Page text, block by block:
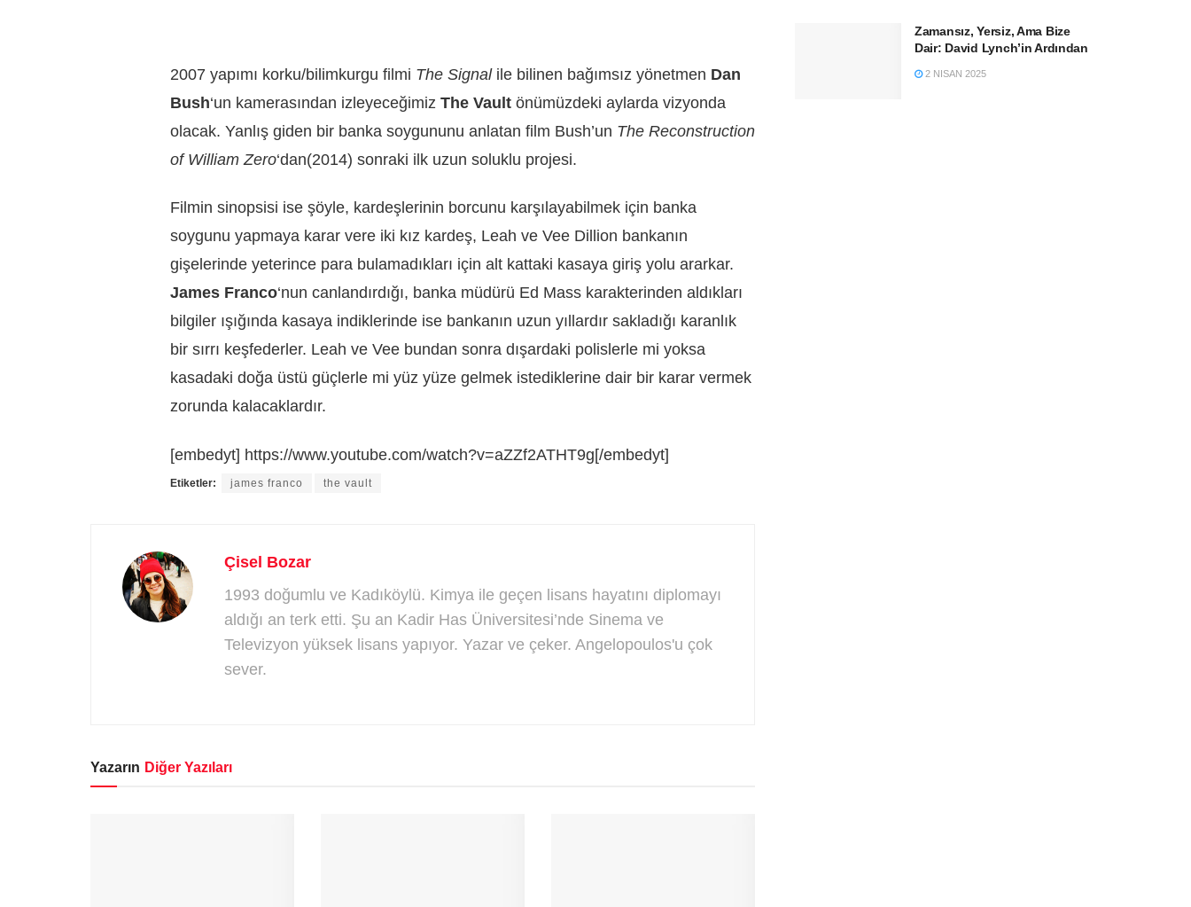
2007 yapımı korku/bilimkurgu filmi The Signalile bilinen bağımsız yönetmen Dan
Bush‘un kamerasından izleyeceğimiz The Vault önümüzdeki aylarda vizyonda
olacak. Yanlış giden bir banka soygununu anlatan film Bush’un The Reconstruction
of William Zero‘dan(2014) sonraki ilk uzun soluklu projesi.
Filmin sinopsisi ise şöyle, kardeşlerinin borcunu karşılayabilmek için banka
soygunu yapmaya karar vere iki kız kardeş, Leah ve Vee Dillion bankanın
gişelerinde yeterince para bulamadıkları için alt kattaki kasaya giriş yolu ararkar.
James Franco‘nun canlandırdığı, banka müdürü Ed Mass karakterinden aldıkları
bilgiler ışığında kasaya indiklerinde ise bankanın uzun yıllardır sakladığı karanlık
bir sırrı keşfederler. Leah ve Vee bundan sonra dışardaki polislerle mi yoksa
kasadaki doğa üstü güçlerle mi yüz yüze gelmek istediklerine dair bir karar vermek
zorunda kalacaklardır.
[embedyt] https://www.youtube.com/watch?v=aZZf2ATHT9g[/embedyt]
Etiketler: james franco the vault
Çisel Bozar
1993 doğumlu ve Kadıköylü. Kimya ile geçen lisans hayatını diplomayı
aldığı an terk etti. Şu an Kadir Has Üniversitesi’nde Sinema ve
Televizyon yüksek lisans yapıyor. Yazar ve çeker. Angelopoulos'u çok
sever.
Yazarın Diğer Yazıları
Zamansız, Yersiz, Ama Bize
Dair: David Lynch’in Ardından
2 NISAN 2025